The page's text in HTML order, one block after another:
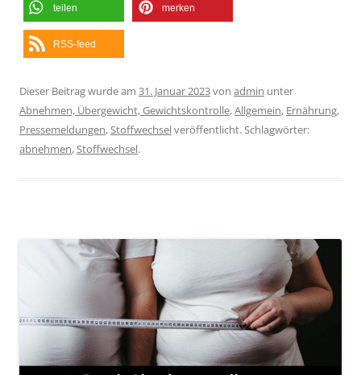
teilen merken
RSS-feed
Dieser Beitrag wurde am 31. Januar 2023von admin unter
Abnehmen, Übergewicht, Gewichtskontrolle,Allgemein, Ernährung,
Pressemeldungen,Stoffwechselveröffentlicht. Schlagwörter:
abnehmen,Stoffwechsel.